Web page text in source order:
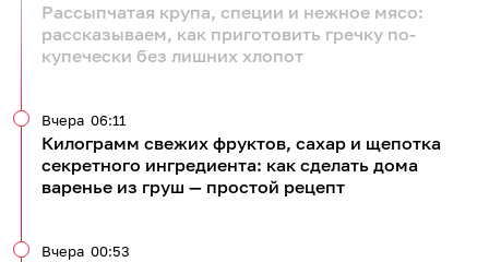
Рассыпчатая крупа, специи и нежное мясо:
рассказываем, как приготовить гречку по-
купечески без лишних хлопот
Килограмм свежих фруктов, сахар и щепотка
секретного ингредиента: как сделать дома
варенье из груш — простой рецепт
Вчера 06:11
Вчера 00:53